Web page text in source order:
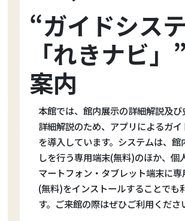
“ガイドシス
「れきナビ
案内
本館では、館内展示の詳細解説及び
詳細解説のため、アプリによるガイ
を導入しています。システムは、館
しを行う専用端末(無料)のほか、個
マートフォン・タブレット端末に専
(無料)をインストールすることでも
す。ご来館の際はぜひご利用くださ